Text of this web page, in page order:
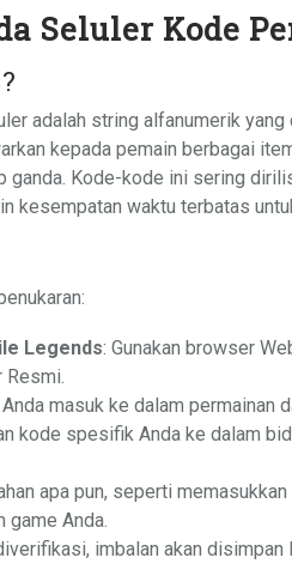
Seluler Kode
adalah string alfanumerik
kepada pemain berbagai
ganda. Kode-kode ini sering
kesempatan waktu terbatas
Legends: Gunakan browser
Resmi.
masuk ke dalam permainan
kode spesifik Anda ke dalam
apa pun, seperti
game Anda.
imbalan akan disimpan